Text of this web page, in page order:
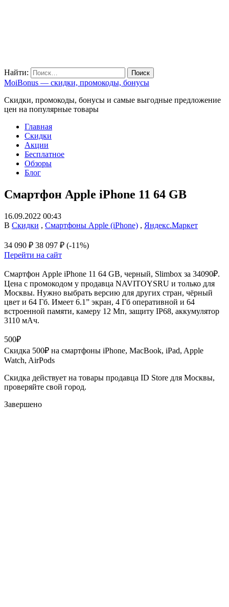
Найти:
MoiBonus — скидки, промокоды, бонусы
Скидки, промокоды, бонусы и самые выгодные предложение
цен на популярные товары
Главная
Скидки
Акции
Бесплатное
Обзоры
Блог
Смартфон Apple iPhone 11 64 GB
16.09.2022 00:43
В Скидки , Смартфоны Apple (iPhone) , Яндекс.Маркет
34 090 ₽ 38 097 ₽ (-11%)
Перейти на сайт
Смартфон Apple iPhone 11 64 GB, черный, Slimbox за 34090₽.
Цена с промокодом у продавца NAVITOYSRU и только для
Москвы. Нужно выбрать версию для других стран, чёрный
цвет и 64 Гб. Имеет 6.1” экран, 4 Гб оперативной и 64
встроенной памяти, камеру 12 Мп, защиту IP68, аккумулятор
3110 мАч.
500₽
Скидка 500₽ на смартфоны iPhone, MacBook, iPad, Apple
Watch, AirPods
Скидка действует на товары продавца ID Store для Москвы,
проверяйте свой город.
Завершено